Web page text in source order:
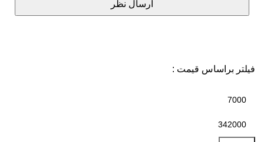
فیلتر براساس قیمت :
ارسال نظر